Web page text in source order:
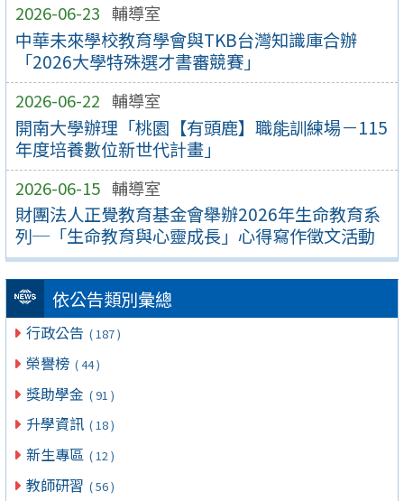
2026-06-23 輔導室
中華未來學校教育學會與TKB台灣知識庫合辦
「2026大學特殊選才書審競賽」
2026-06-22 輔導室
開南大學辦理「桃園【有頭鹿】職能訓練場－115
年度培養數位新世代計畫」
2026-06-15 輔導室
財團法人正覺教育基金會舉辦2026年生命教育系
列─「生命教育與心靈成長」心得寫作徵文活動
依公告類別彙總
行政公告 ( 187 )
榮譽榜 ( 44 )
獎助學金 ( 91 )
升學資訊 ( 18 )
新生專區 ( 12 )
教師研習 ( 56 )